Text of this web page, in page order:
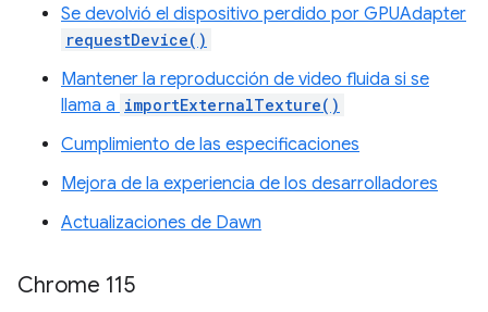
Se devolvió el dispositivo perdido por GPUAdapter
requestDevice()
Mantener la reproducción de video fluida si se
llama a importExternalTexture()
Cumplimiento de las especificaciones
Mejora de la experiencia de los desarrolladores
Actualizaciones de Dawn
Chrome 115